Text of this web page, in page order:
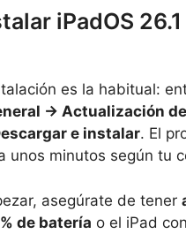
iPadOS
es la habitual:
→ Actualización de
e instalar. El
unos minutos según tu
asegúrate de tener
de batería o el iPad